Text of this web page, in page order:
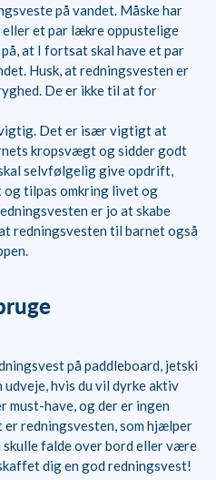
på vandet. Måske har
eller et par lækre oppustelige
at I fortsat skal have et par
Husk, at redningsvesten er
De er ikke til at for
Det er især vigtigt at
kropsvægt og sidder godt
selvfølgelig give opdrift,
og tilpas omkring livet og
er jo at skabe
redningsvesten til barnet også
på paddleboard, jetski
hvis du vil dyrke aktiv
must-have, og der er ingen
redningsvesten, som hjælper
falde over bord eller være
dig en god redningsvest!